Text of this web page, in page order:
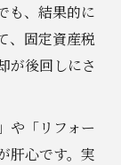
も、結果的に
、固定資産税
が後回しにさ
や「リフォー
肝心です。実